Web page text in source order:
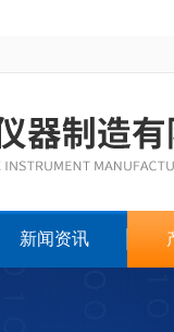
新闻资讯